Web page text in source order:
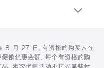
月 27 日，有资格的购买人在
销优惠金额。每个有资格的购